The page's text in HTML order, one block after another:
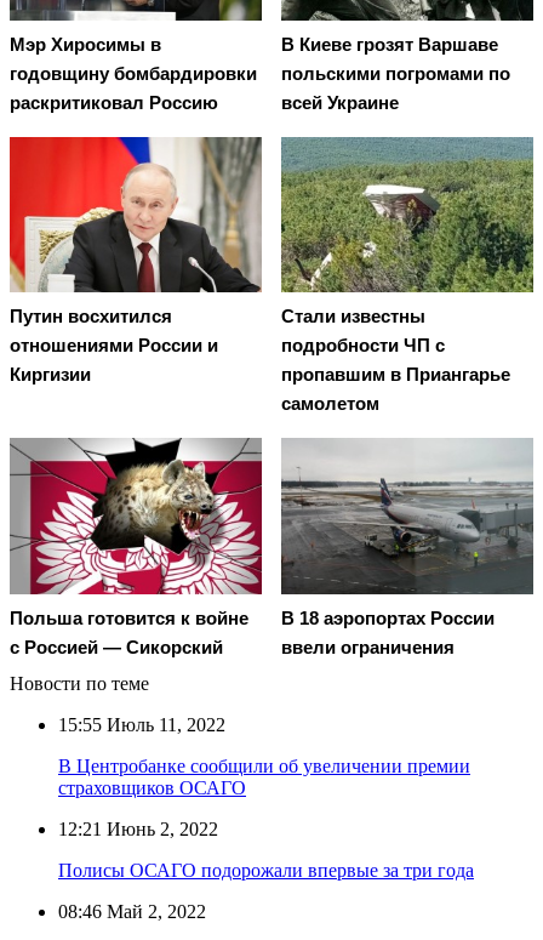
Мэр Хиросимы в
годовщину бомбардировки
раскритиковал Россию
В Киеве грозят Варшаве
польскими погромами по
всей Украине
Путин восхитился
отношениями России и
Киргизии
Стали известны
подробности ЧП с
пропавшим в Приангарье
самолетом
Польша готовится к войне
с Россией — Сикорский
В 18 аэропортах России
ввели ограничения
Новости по теме
15:55 Июль 11, 2022
В Центробанке сообщили об увеличении премии
страховщиков ОСАГО
12:21 Июнь 2, 2022
Полисы ОСАГО подорожали впервые за три года
08:46 Май 2, 2022